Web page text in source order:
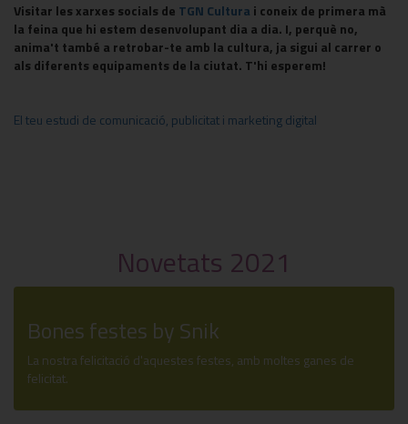
Visitar les xarxes socials de TGN Cultura i coneix de primera mà
la feina que hi estem desenvolupant dia a dia. I, perquè no,
anima't també a retrobar-te amb la cultura, ja sigui al carrer o
als diferents equipaments de la ciutat. T'hi esperem!
El teu estudi de comunicació, publicitat i marketing digital
Novetats 2021
Bones festes by Snik
La nostra felicitació d'aquestes festes, amb moltes ganes de
felicitat.